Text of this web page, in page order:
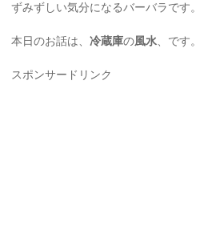
ずみずしい気分になるバーバラです。
本日のお話は、冷蔵庫の風水、です。
スポンサードリンク